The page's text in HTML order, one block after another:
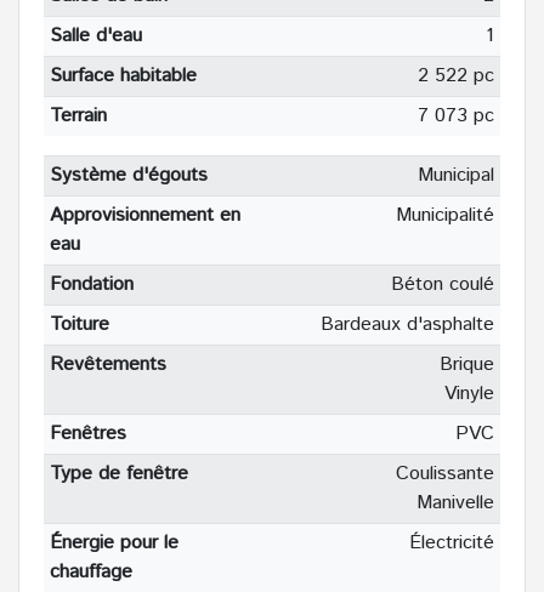
Salle d'eau
1
Surface habitable
2 522 pc
Terrain
7 073 pc
Système d'égouts
Municipal
Approvisionnement en
eau
Municipalité
Fondation
Béton coulé
Toiture
Bardeaux d'asphalte
Revêtements
Brique
Vinyle
Fenêtres
PVC
Type de fenêtre
Coulissante
Manivelle
Énergie pour le
chauffage
Électricité